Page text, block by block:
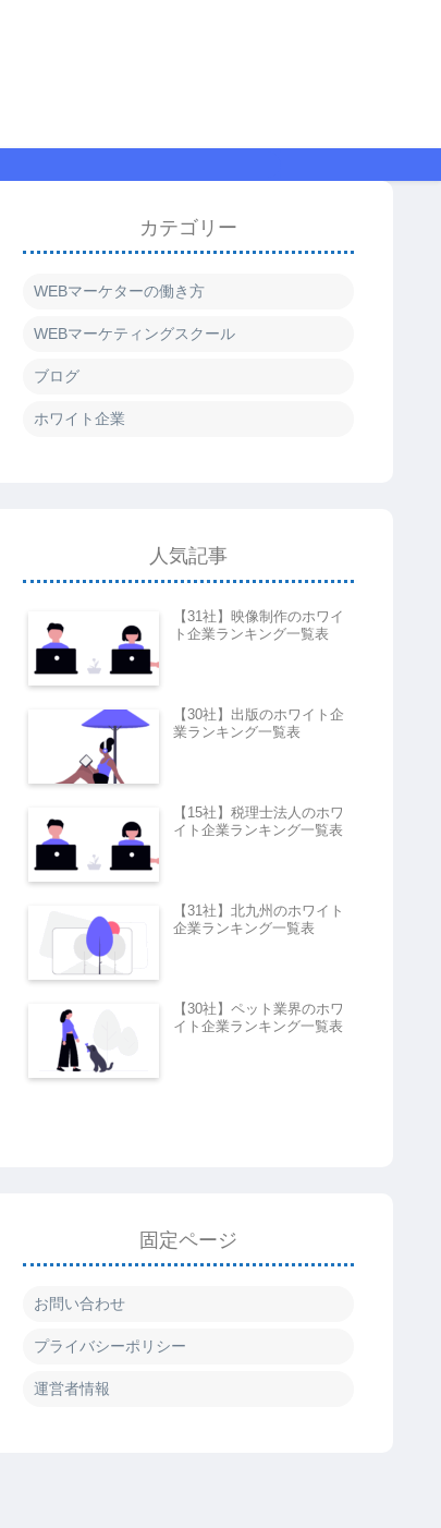
カテゴリー
WEBマーケターの働き方
WEBマーケティングスクール
ブログ
ホワイト企業
人気記事
【31社】映像制作のホワイ
ト企業ランキング一覧表
【30社】出版のホワイト企
業ランキング一覧表
【15社】税理士法人のホワ
イト企業ランキング一覧表
【31社】北九州のホワイト
企業ランキング一覧表
【30社】ペット業界のホワ
イト企業ランキング一覧表
固定ページ
お問い合わせ
プライバシーポリシー
運営者情報